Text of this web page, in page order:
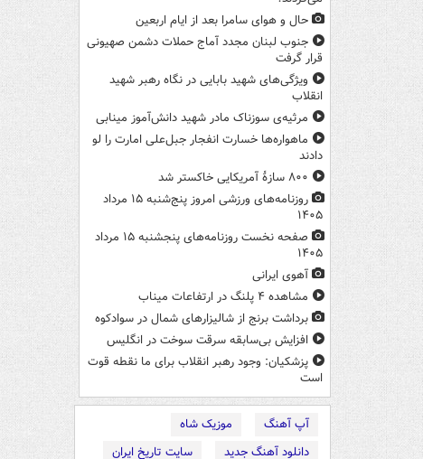
حال و هوای سامرا بعد از ایام اربعین
جنوب لبنان مجدد آماج حملات دشمن صهیونی
قرار گرفت
ویژگی‌های شهید بابایی در نگاه رهبر شهید
انقلاب
مرثیه‌ی سوزناک مادر شهید دانش‌آموز مینابی
ماهواره‌ها خسارت انفجار جبل‌علی امارت را لو
دادند
۸۰۰ سازۀ آمریکایی خاکستر شد
روزنامه‌های ورزشی امروز پنج‌شنبه ۱۵ مرداد
۱۴۰۵
صفحه نخست روزنامه‌های پنجشنبه ۱۵ مرداد
۱۴۰۵
آهوی ایرانی
مشاهده ۴ پلنگ در ارتفاعات میناب
برداشت برنج از شالیزارهای شمال در سوادکوه
افزایش بی‌سابقه سرقت سوخت در انگلیس
پزشکیان: وجود رهبر انقلاب برای ما نقطه قوت
است
آپ آهنگ
موزیک شاه
دانلود آهنگ جدید
سایت تاریخ ایران